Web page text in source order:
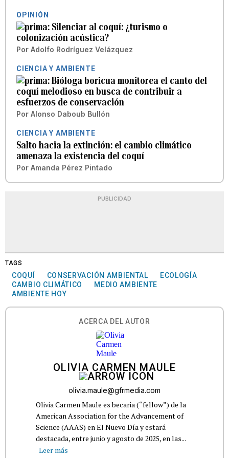
OPINIÓN
Silenciar al coquí: ¿turismo o
colonización acústica?
Por Adolfo Rodríguez Velázquez
CIENCIA Y AMBIENTE
Bióloga boricua monitorea el canto del
coquí melodioso en busca de contribuir a
esfuerzos de conservación
Por Alonso Daboub Bullón
CIENCIA Y AMBIENTE
Salto hacia la extinción: el cambio climático
amenaza la existencia del coquí
Por Amanda Pérez Pintado
PUBLICIDAD
TAGS
COQUÍ CONSERVACIÓN AMBIENTAL
ECOLOGÍA
CAMBIO CLIMÁTICO
MEDIO AMBIENTE
AMBIENTE HOY
ACERCA DEL AUTOR
OLIVIA CARMEN MAULE
olivia.maule@gfrmedia.com
Olivia Carmen Maule es becaria (“fellow”) de la
American Association for the Advancement of
Science (AAAS) en El Nuevo Día y estará
destacada, entre junio y agosto de 2025, en las...
Leer más